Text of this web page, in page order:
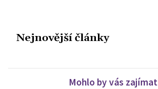
Nejnovější články
Mohlo by vás zajímat